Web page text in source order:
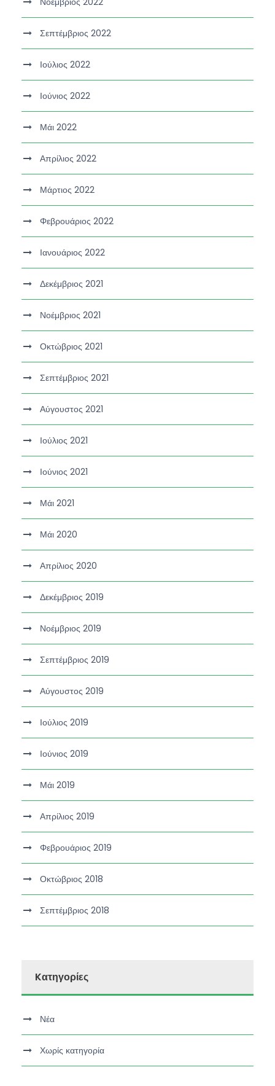
Σεπτέμβριος 2022
Ιούλιος 2022
Ιούνιος 2022
Μάι 2022
Απρίλιος 2022
Μάρτιος 2022
Φεβρουάριος 2022
Ιανουάριος 2022
Δεκέμβριος 2021
Νοέμβριος 2021
Οκτώβριος 2021
Σεπτέμβριος 2021
Αύγουστος 2021
Ιούλιος 2021
Ιούνιος 2021
Μάι 2021
Μάι 2020
Απρίλιος 2020
Δεκέμβριος 2019
Νοέμβριος 2019
Σεπτέμβριος 2019
Αύγουστος 2019
Ιούλιος 2019
Ιούνιος 2019
Μάι 2019
Απρίλιος 2019
Φεβρουάριος 2019
Οκτώβριος 2018
Σεπτέμβριος 2018
Kατηγορίες
Νέα
Χωρίς κατηγορία